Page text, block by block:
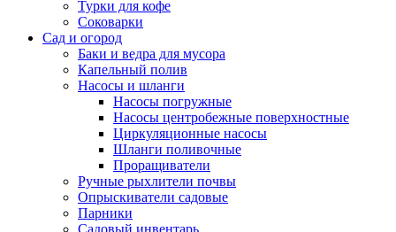
Турки для кофе
Соковарки
Сад и огород
Баки и ведра для мусора
Капельный полив
Насосы и шланги
Насосы погружные
Насосы центробежные поверхностные
Циркуляционные насосы
Шланги поливочные
Проращиватели
Ручные рыхлители почвы
Опрыскиватели садовые
Парники
Садовый инвентарь